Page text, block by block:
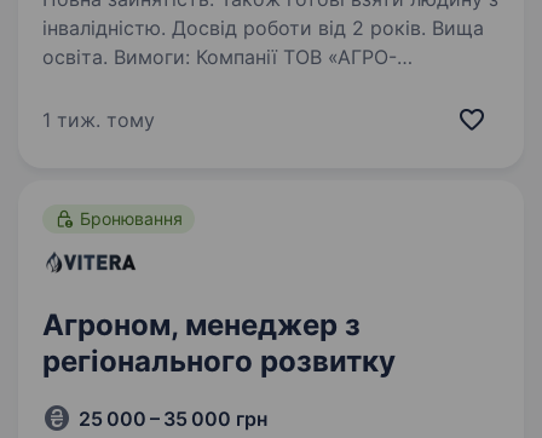
інвалідністю. Досвід роботи від 2 років. Вища
освіта. Вимоги: Компанії ТОВ «АГРО-
у зв’язку з розширенням потрібнi на постiйну
1 тиж. тому
Бронювання
Агроном, менеджер з
регіонального розвитку
25 000 – 35 000 грн